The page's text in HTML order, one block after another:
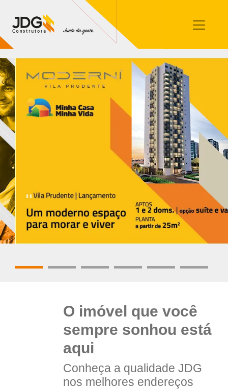
Contato
Sobre nós
Blog
O imóvel que você
sempre sonhou está
aqui
Conheça a qualidade JDG
nos melhores endereços